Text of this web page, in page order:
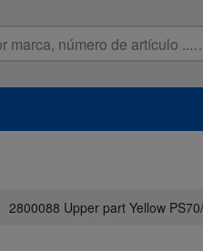
2800088 Upper part Yellow